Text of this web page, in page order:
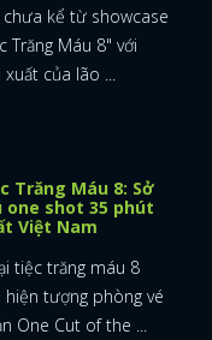
chưa kể từ showcase
Trăng Máu 8" với
của lão ...
Trăng Máu 8: Sở
one shot 35 phút
Việt Nam
tiệc trăng máu 8
hiện tượng phòng vé
One Cut of the ...